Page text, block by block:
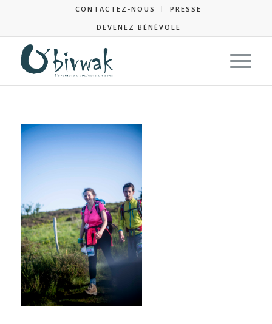
CONTACTEZ-NOUS
PRESSE
DEVENEZ BÉNÉVOLE